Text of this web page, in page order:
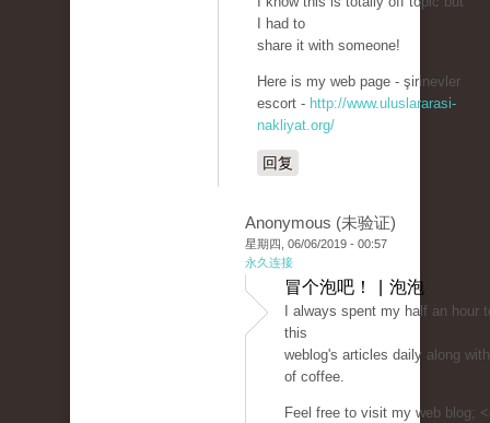
I had to
share it with someone!
Here is my web page - şirinevler
escort - http://www.uluslararasi-
nakliyat.org/
回复
Anonymous (未验证)
星期四, 06/06/2019 - 00:57
永久连接
冒个泡吧！ | 泡泡
I always spent my half an hour
this
weblog's articles daily along
of coffee.
Feel free to visit my web blog;